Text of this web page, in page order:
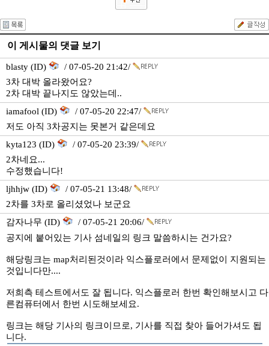
이 게시물의 댓글 보기
blasty (ID)
/ 07-05-20 21:42/
3차 대박 올라왔어요?
2차 대박 끝나지도 않았는데..
iamafool (ID)
/ 07-05-20 22:47/
저도 아직 3차공지는 못본거 같은데요
kyta123 (ID)
/ 07-05-20 23:39/
2차네요...
수정했습니다!
ljhhjw (ID)
/ 07-05-21 13:48/
2차를 3차로 올리셨었나 보군요
감자나무 (ID)
/ 07-05-21 20:06/
공지에 붙어있는 기사 섬네일의 링크 말씀하시는 건가요?
해당링크는 map처리된것이라 익스플로러에서 문제없이 지원되는
것입니다만....
저희측 테스트에서도 잘 됩니다. 익스플로러 한번 확인해보시고 다
른컴퓨터에서 한번 시도해보세요.
링크는 해당 기사의 링크이므로, 기사를 직접 찾아 들어가셔도 됩
니다.